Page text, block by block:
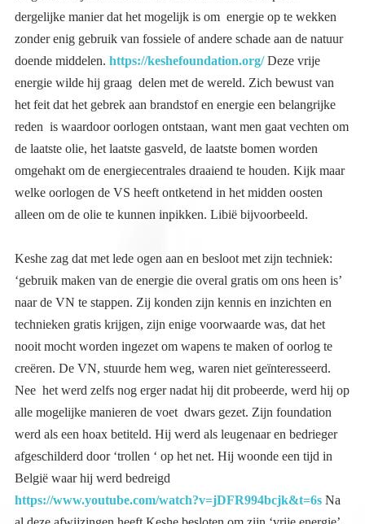
doende middelen. https://keshefoundation.org/Deze vrije
energie wilde hij graag delen met de wereld. Zich bewust van
het feit dat het gebrek aan brandstof en energie een belangrijke
reden is waardoor oorlogen ontstaan, want men gaat vechten om
de laatste olie, het laatste gasveld, de laatste bomen worden
omgehakt om de energiecentrales draaiend te houden. Kijk maar
welke oorlogen de VS heeft ontketend in het midden oosten
alleen om de olie te kunnen inpikken. Libië bijvoorbeeld.
Keshe zag dat met lede ogen aan en besloot met zijn techniek:
‘gebruik maken van de energie die overal gratis om ons heen is’
naar de VN te stappen. Zij konden zijn kennis en inzichten en
technieken gratis krijgen, zijn enige voorwaarde was, dat het
nooit mocht worden ingezet om wapens te maken of oorlog te
creëren. De VN, stuurde hem weg, waren niet geïnteresseerd.
Nee het werd zelfs nog erger nadat hij dit probeerde, werd hij op
alle mogelijke manieren de voet dwars gezet. Zijn foundation
werd als een hoax betiteld. Hij werd als leugenaar en bedrieger
afgeschilderd door ‘trollen ‘ op het net. Hij woonde een tijd in
België waar hij werd bedreigd
https://www.youtube.com/watch?v=jDFR994bcjk&t=6sNa
al deze afwijzingen heeft Keshe besloten om zijn ‘vrije energie’
niet aan de machthebbers te geven maar aan de gewone
bevolking. Hij heeft toen overal mensen opgeleid met zijn
kennis. In Europa, in Afrika, zodat zij de kennis konden
doorgeven aan arme mensen overal te wereld. Gevolg is dat je in
Afrika op een plaats waar geen elektriciteit is mensen kunt
aantreffen die toch hun eten koken op een fornuis gevoed door
vrije energie. Energie die niets kost. Ik ken mensen die
workshops hebben gevolgd bij hem in NL en België en die nu
hun energierekening heel veel naar beneden hebben kunnen
brengen door tussen hun hoofdschakelaar en de instroom in hun
huis een Keshe apparaat te plaatsen die vrije energie invoert.
Jarenlang heb ik Keshe en zijn ideeën en de uitwerking ervan
gevolgd en bestudeerd. Afgelopen week kwam ik via, via weer
in aanraking met zijn prachtige en bijzondere werk, door een
vriend die een Fransman heeft ontmoet die een praktijk is
begonnen, waarin mensen die ziek zijn of anderszins een
energietekort hebben, onder een plasma energie apparaat kunnen
komen liggen, waarna ze zich als herboren voelen, hun energie
terug op peil. Een apparaat volledig gebaseerd op de Keshe
techniek. Het zette mij ertoe aan mij opnieuw te verdiepen in wat
deze geweldige man doet voor de mensheid ondanks de
tegenwerking van degenen die de macht hebben. De mensen met
macht die zoveel goeds zouden kunnen doen voor de wereld en
het weigeren zelfs al wordt het hen gratis aangeboden. Nu ik
weet dat Europa de demonstraties voor het klimaat aanspoort en
steunt en op allerlei plaatsen zelf heeft georganiseerd. Ben ik
meer dan achterdochtig.. en doe ik niet mee, want ook hier geldt:
het is niet wat het lijkt. Het is in elk geval het toppunt van